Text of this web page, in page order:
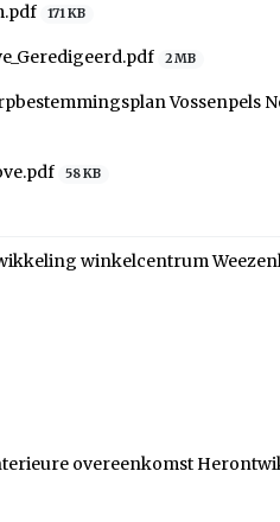
171 KB
2 MB
Vossenpels
58 KB
winkelcentrum
overeenkomst